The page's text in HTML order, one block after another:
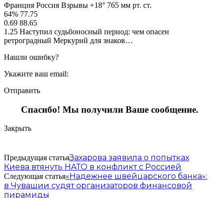
Франция Россия Взрывы +18° 765 мм рт. ст.
64% 77.75
0.69 88.65
1.25 Наступил судьбоносный период: чем опасен
ретроградный Меркурий для знаков…
Нашли ошибку?
Укажите ваш email:
Отправить
Спасибо! Мы получили Ваше сообщение.
Закрыть
Предыдущая статьяЗахарова заявила о попытках
Киева втянуть НАТО в конфликт с Россией
Следующая статья«Надежнее швейцарского банка»:
в Чувашии судят организаторов финансовой
пирамиды